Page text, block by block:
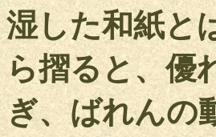
湿した和紙と
ら摺ると、優
ぎ、ばれんの